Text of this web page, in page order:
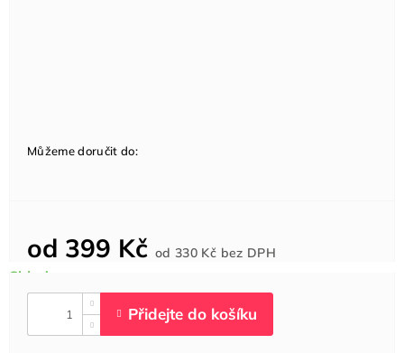
od 399 Kč od330 Kč bez DPHcena:
Můžeme doručit do: